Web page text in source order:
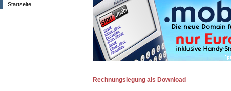
Startseite
Rechnungslegung als Download